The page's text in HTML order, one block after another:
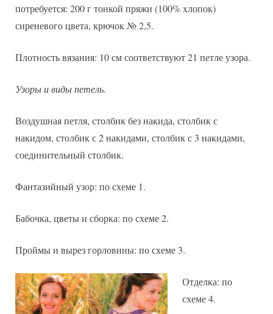
потребуется: 200 г тонкой пряжи (100% хлопок)
сиреневого цвета, крючок № 2,5.
Плотность вязания: 10 см соответствуют 21 петле узора.
Узоры и виды петель.
Воздушная петля, столбик без накида, столбик с
накидом, столбик с 2 накидами, столбик с 3 накидами,
соединительный столбик.
Фантазийный узор: по схеме 1.
Бабочка, цветы и сборка: по схеме 2.
Проймы и вырез горловины: по схеме 3.
Отделка: по
схеме 4.